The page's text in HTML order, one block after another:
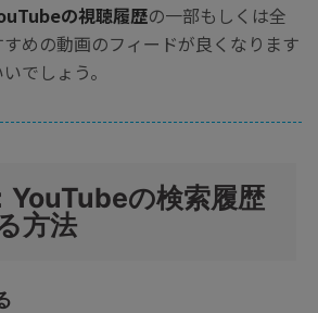
の視聴履歴の一部もしくは全
めの動画のフィードが良くなります
でしょう。
YouTubeの検索履歴
方法